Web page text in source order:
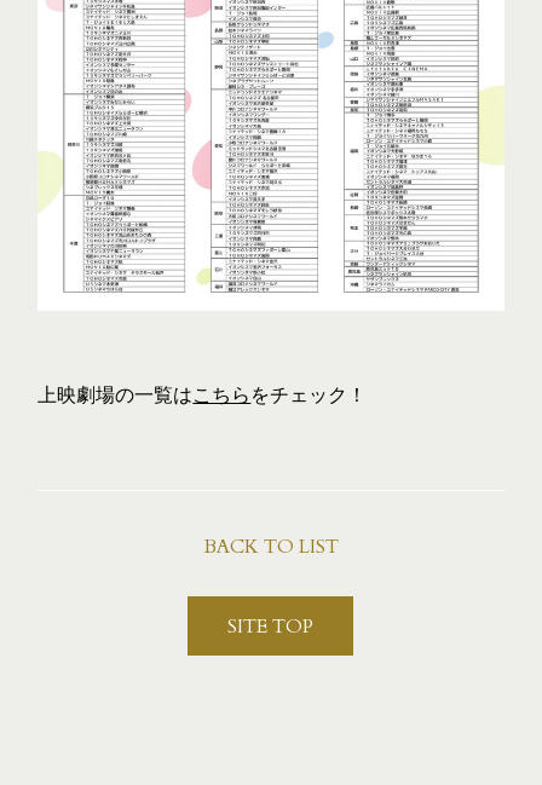
CHARACTER
MUSIC
GOODS
THEATER
上映劇場の一覧はこちら をチェック！
BACK TO LIST
SITE TOP